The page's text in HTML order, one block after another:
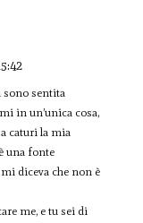
sono sentita
in un’unica cosa,
caturi la mia
una fonte
diceva che non è
me, e tu sei di